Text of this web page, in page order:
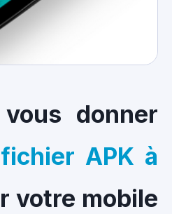
donner
APK à
votre mobile